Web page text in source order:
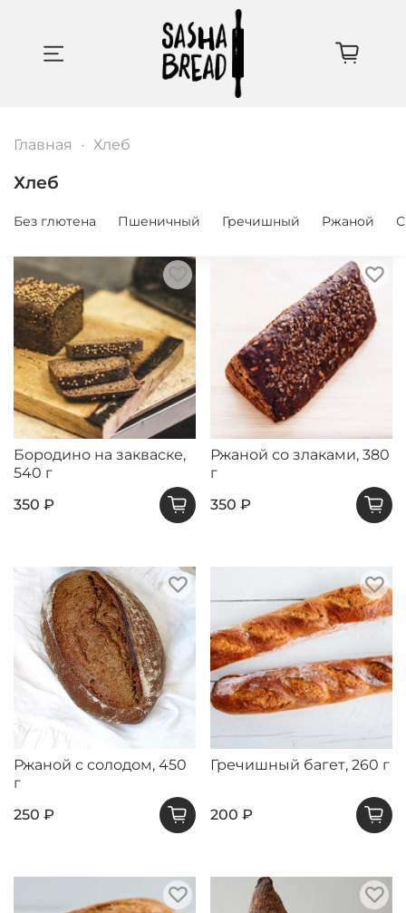
Главная Хлеб
Хлеб
Без глютена Пшеничный Гречишный Ржаной
Бородино на закваске,
540 г
350 ₽
Ржаной со злаками, 380
г
350 ₽
Ржаной с солодом, 450
г
250 ₽
Гречишный багет, 260 г
200 ₽